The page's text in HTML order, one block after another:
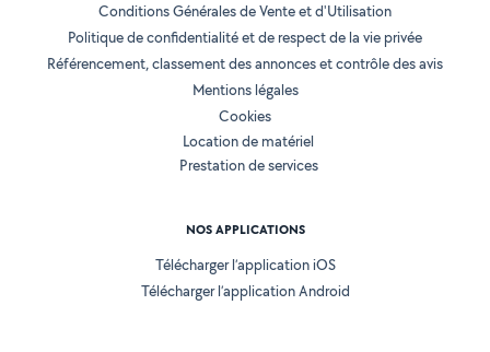
Conditions Générales de Vente et d'Utilisation
Politique de confidentialité et de respect de la vie privée
Référencement, classement des annonces et contrôle des avis
Mentions légales
Cookies
Location de matériel
Prestation de services
NOS APPLICATIONS
Télécharger l’application iOS
Télécharger l’application Android